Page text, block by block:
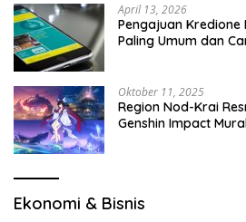
April 13, 2026
Pengajuan Kredione
Paling Umum dan
Oktober 11, 2025
Region Nod-Krai
Genshin Impact
Ekonomi & Bisnis